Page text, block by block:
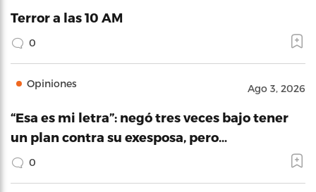
Terror a las 10 AM
0
Opiniones Ago 3, 2026
“Esa es mi letra”: negó tres veces bajo tener
un plan contra su exesposa, pero…
0